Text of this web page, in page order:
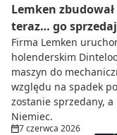
Lemken
teraz… go
Firma Lemken
holenderskim
maszyn do
względu na spadek
zostanie sprzedany,
Niemiec.
7 czerwca 2026